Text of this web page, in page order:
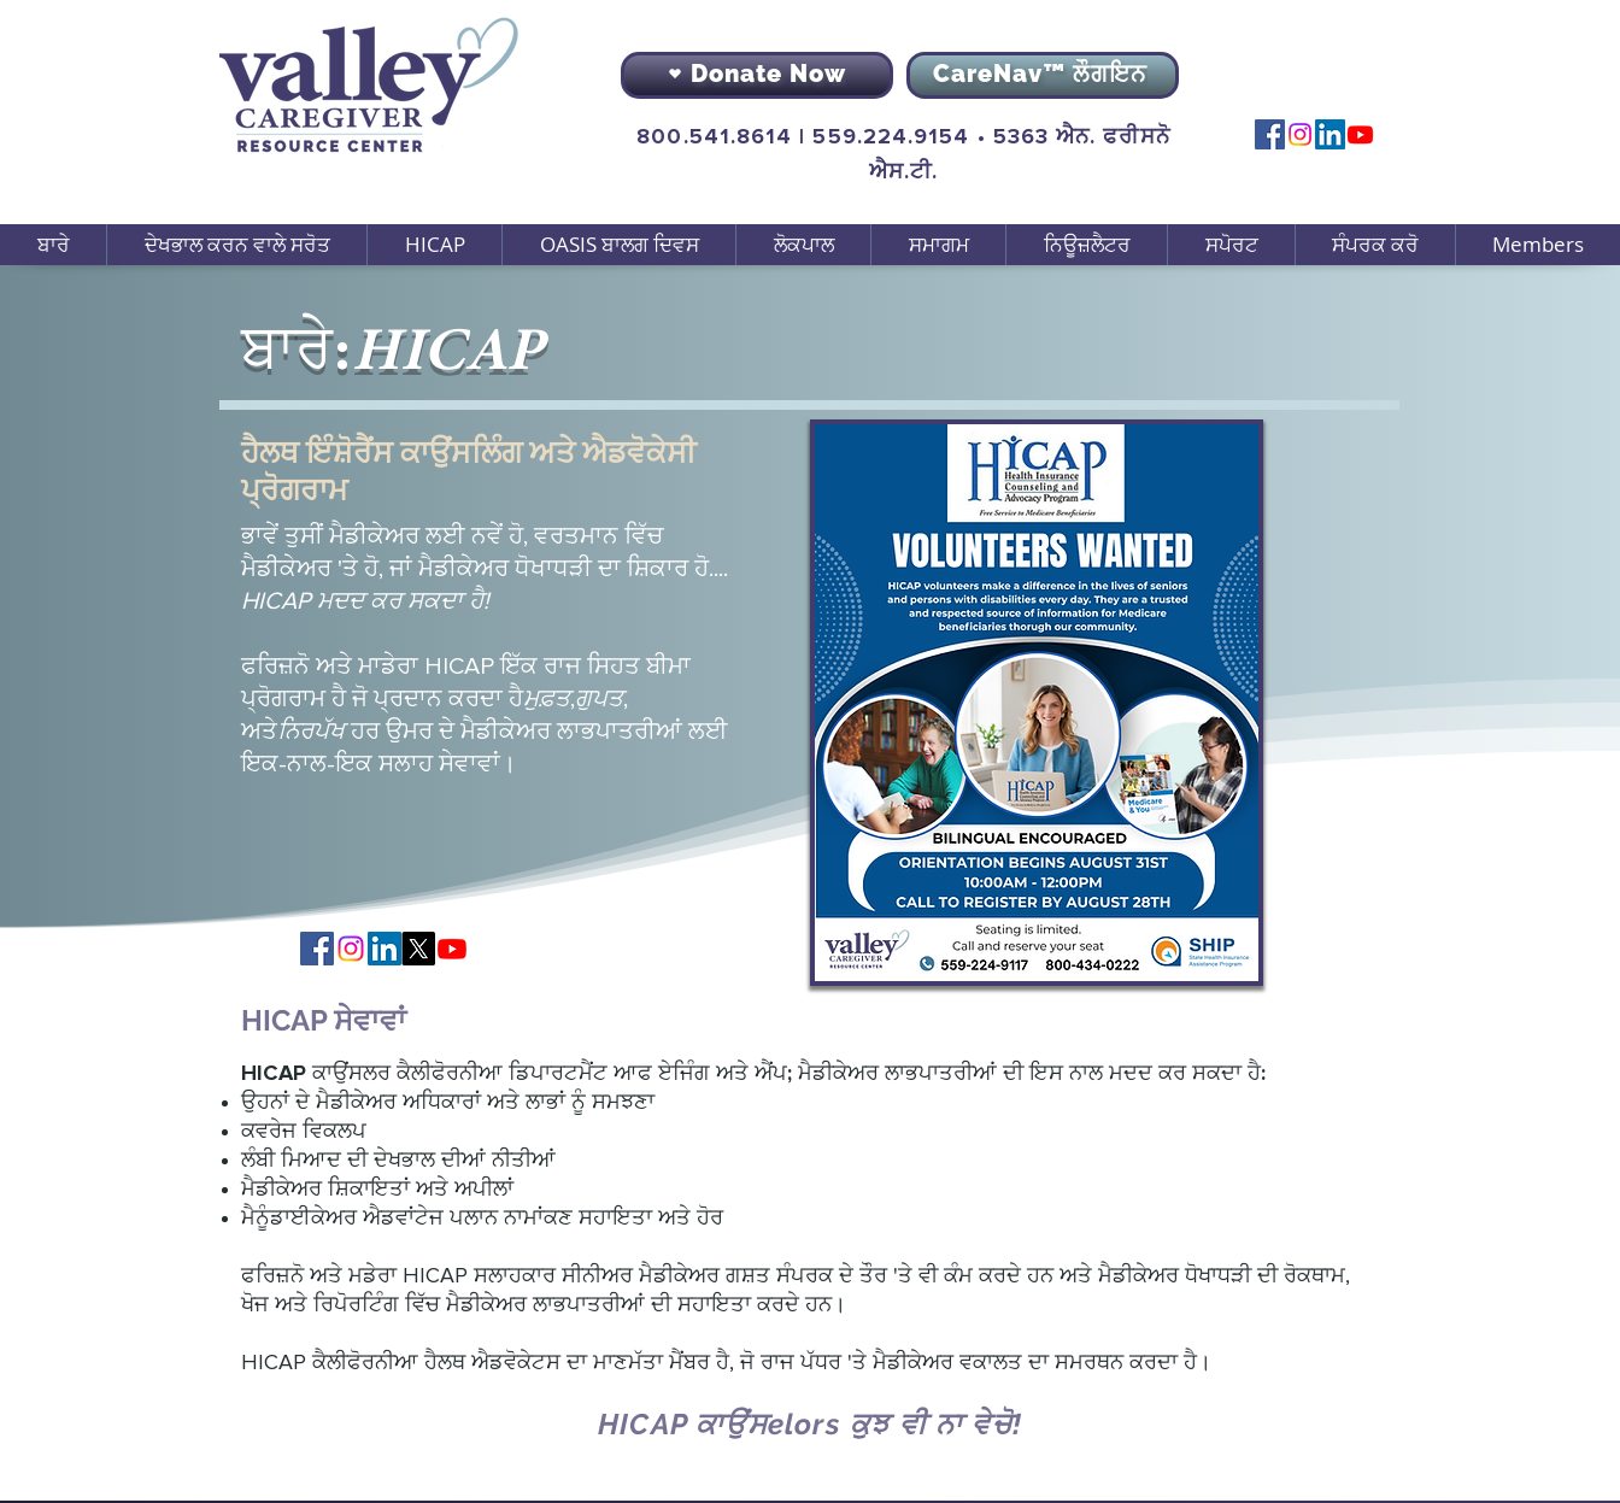
Donate Now CareNav™ ਲੌਗਇਨ
800.541.8614 | 559.224.9154 • 5363 ਐਨ. ਫਰੀਸਨੋ
ਐਸ.ਟੀ.
ਬਾਰੇ ਦੇਖਭਾਲ ਕਰਨ ਵਾਲੇ ਸਰੋਤ HICAP OASIS ਬਾਲਗ ਦਿਵਸ ਲੋਕਪਾਲ ਸਮਾਗਮ ਨਿਊਜ਼ਲੈਟਰ ਸਪੋਰਟ ਸੰਪਰਕ ਕਰੋ Members
ਬਾਰੇ:HICAP
ਹੈਲਥ ਇੰਸ਼ੋਰੈਂਸ ਕਾਉਂਸਲਿੰਗ ਅਤੇ ਐਡਵੋਕੇਸੀ
ਪ੍ਰੋਗਰਾਮ
ਭਾਵੇਂ ਤੁਸੀਂ ਮੈਡੀਕੇਅਰ ਲਈ ਨਵੇਂ ਹੋ, ਵਰਤਮਾਨ ਵਿੱਚ
ਮੈਡੀਕੇਅਰ 'ਤੇ ਹੋ, ਜਾਂ ਮੈਡੀਕੇਅਰ ਧੋਖਾਧੜੀ ਦਾ ਸ਼ਿਕਾਰ ਹੋ....
HICAP ਮਦਦ ਕਰ ਸਕਦਾ ਹੈ!
ਫਰਿਜ਼ਨੋ ਅਤੇ ਮਾਡੇਰਾ HICAP ਇੱਕ ਰਾਜ ਸਿਹਤ ਬੀਮਾ
ਪ੍ਰੋਗਰਾਮ ਹੈ ਜੋ ਪ੍ਰਦਾਨ ਕਰਦਾ ਹੈਮੁਫ਼ਤ,ਗੁਪਤ,
ਅਤੇਨਿਰਪੱਖਹਰ ਉਮਰ ਦੇ ਮੈਡੀਕੇਅਰ ਲਾਭਪਾਤਰੀਆਂ ਲਈ
ਇਕ-ਨਾਲ-ਇਕ ਸਲਾਹ ਸੇਵਾਵਾਂ।
HICAP ਸੇਵਾਵਾਂ
HICAP ਕਾਉਂਸਲਰ ਕੈਲੀਫੋਰਨੀਆ ਡਿਪਾਰਟਮੈਂਟ ਆਫ ਏਜਿੰਗ ਅਤੇ ਐਂਪ; ਮੈਡੀਕੇਅਰ ਲਾਭਪਾਤਰੀਆਂ ਦੀ ਇਸ ਨਾਲ ਮਦਦ ਕਰ ਸਕਦਾ ਹੈ:
ਉਹਨਾਂ ਦੇ ਮੈਡੀਕੇਅਰ ਅਧਿਕਾਰਾਂ ਅਤੇ ਲਾਭਾਂ ਨੂੰ ਸਮਝਣਾ
ਕਵਰੇਜ ਵਿਕਲਪ
ਲੰਬੀ ਮਿਆਦ ਦੀ ਦੇਖਭਾਲ ਦੀਆਂ ਨੀਤੀਆਂ
ਮੈਡੀਕੇਅਰ ਸ਼ਿਕਾਇਤਾਂ ਅਤੇ ਅਪੀਲਾਂ
ਮੈਨੂੰਡਾਈਕੇਅਰ ਐਡਵਾਂਟੇਜ ਪਲਾਨ ਨਾਮਾਂਕਣ ਸਹਾਇਤਾ ਅਤੇ ਹੋਰ
ਫਰਿਜ਼ਨੋ ਅਤੇ ਮਡੇਰਾ HICAP ਸਲਾਹਕਾਰ ਸੀਨੀਅਰ ਮੈਡੀਕੇਅਰ ਗਸ਼ਤ ਸੰਪਰਕ ਦੇ ਤੌਰ 'ਤੇ ਵੀ ਕੰਮ ਕਰਦੇ ਹਨ ਅਤੇ ਮੈਡੀਕੇਅਰ ਧੋਖਾਧੜੀ ਦੀ ਰੋਕਥਾਮ,
ਖੋਜ ਅਤੇ ਰਿਪੋਰਟਿੰਗ ਵਿੱਚ ਮੈਡੀਕੇਅਰ ਲਾਭਪਾਤਰੀਆਂ ਦੀ ਸਹਾਇਤਾ ਕਰਦੇ ਹਨ।
HICAP ਕੈਲੀਫੋਰਨੀਆ ਹੈਲਥ ਐਡਵੋਕੇਟਸ ਦਾ ਮਾਣਮੱਤਾ ਮੈਂਬਰ ਹੈ, ਜੋ ਰਾਜ ਪੱਧਰ 'ਤੇ ਮੈਡੀਕੇਅਰ ਵਕਾਲਤ ਦਾ ਸਮਰਥਨ ਕਰਦਾ ਹੈ।
HICAP ਕਾਉਂਸelors ਕੁਝ ਵੀ ਨਾ ਵੇਚੋ!